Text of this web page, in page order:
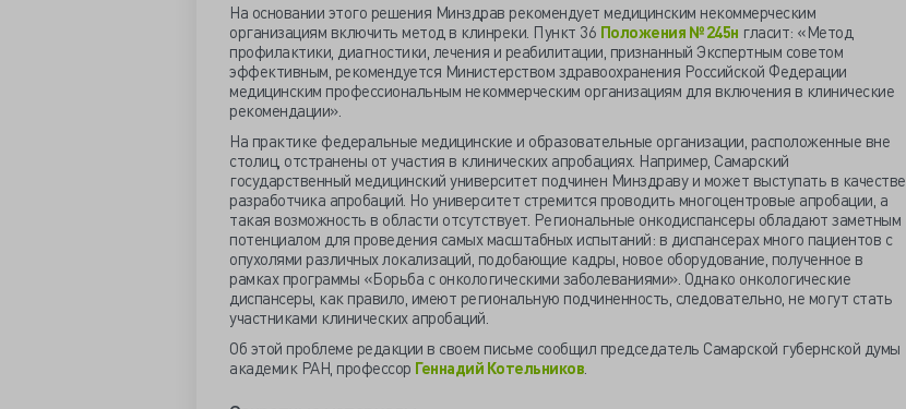
На основании этого решения Минздрав рекомендует медицинским некоммерческим
организациям включить метод в клинреки. Пункт 36 Положения № 245н гласит: «Метод
профилактики, диагностики, лечения и реабилитации, признанный Экспертным советом
эффективным, рекомендуется Министерством здравоохранения Российской Федерации
медицинским профессиональным некоммерческим организациям для включения в клинические
рекомендации».
На практике федеральные медицинские и образовательные организации, расположенные вне
столиц, отстранены от участия в клинических апробациях. Например, Самарский
государственный медицинский университет подчинен Минздраву и может выступать в качестве
разработчика апробаций. Но университет стремится проводить многоцентровые апробации, а
такая возможность в области отсутствует. Региональные онкодиспансеры обладают заметным
потенциалом для проведения самых масштабных испытаний: в диспансерах много пациентов с
опухолями различных локализаций, подобающие кадры, новое оборудование, полученное в
рамках программы «Борьба с онкологическими заболеваниями». Однако онкологические
диспансеры, как правило, имеют региональную подчиненность, следовательно, не могут стать
участниками клинических апробаций.
Об этой проблеме редакции в своем письме сообщил председатель Самарской губернской думы
академик РАН, профессор Геннадий Котельников.